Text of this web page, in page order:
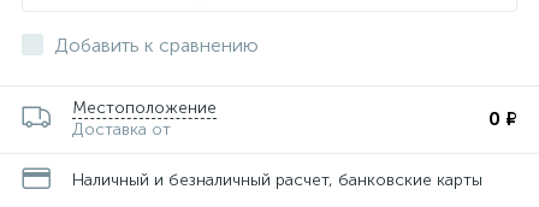
Добавить к сравнению
Местоположение
Доставка от
0 ₽
Наличный и безналичный расчет, банковские карты